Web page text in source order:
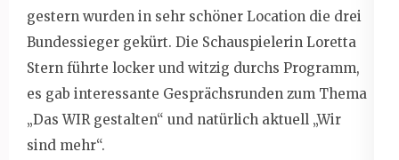
gestern wurden in sehr schöner Location die drei
Bundessieger gekürt. Die Schauspielerin Loretta
Stern führte locker und witzig durchs Programm,
es gab interessante Gesprächsrunden zum Thema
„Das WIR gestalten“ und natürlich aktuell „Wir
sind mehr“.